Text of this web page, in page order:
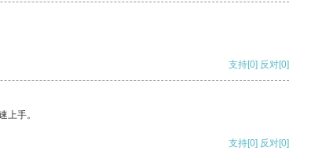
支持[0] 反对[0]
上手。
支持[0] 反对[0]